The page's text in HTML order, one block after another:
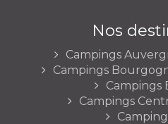
Nos
Campings
Campings
Campings
Campings